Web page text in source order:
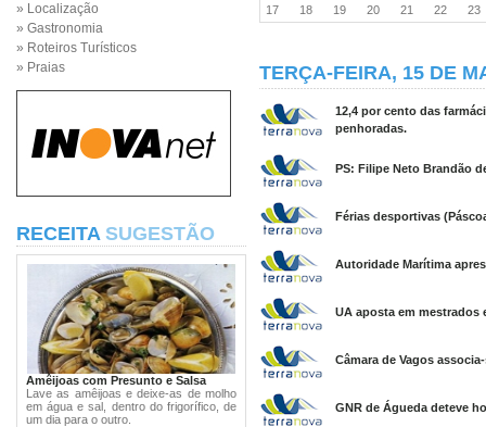
» Localização
» Gastronomia
» Roteiros Turísticos
» Praias
RECEITA SUGESTÃO
Amêijoas com Presunto e Salsa
Lave as amêijoas e deixe-as de molho
em água e sal, dentro do frigorífico, de
um dia para o outro.
17
18 19 20 21 22 23
TERÇA-FEIRA, 15 DE
12,4 por cento das
penhoradas.
PS: Filipe Neto Brandão
Férias desportivas
Autoridade Marítima
UA aposta em mestrados
Câmara de Vagos
GNR de Águeda deteve